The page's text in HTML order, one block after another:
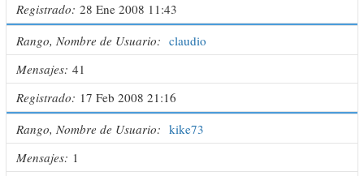
Registrado 28 Ene 2008 11:43
Rango, Nombre de Usuario
claudio
Mensajes 41
Registrado
17 Feb 2008 21:16
Rango, Nombre de Usuario
kike73
Mensajes 1